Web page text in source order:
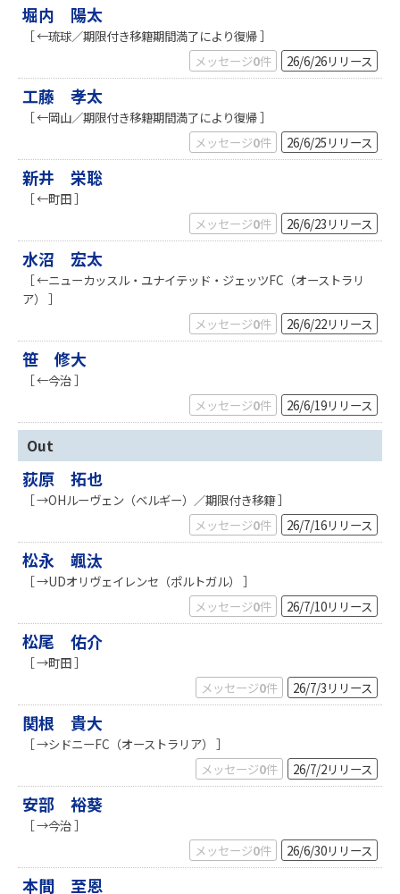
堀内 陽太
［ ←琉球／期限付き移籍期間満了により復帰 ］
メッセージ0件 26/6/26リリース
工藤 孝太
［ ←岡山／期限付き移籍期間満了により復帰 ］
メッセージ0件 26/6/25 リリース
新井 栄聡
［ ←町田 ］
メッセージ0件 26/6/23 リリース
水沼 宏太
［ ←ニューカッスル・ユナイテッド・ジェッツFC（オーストラリ
ア） ］
メッセージ0件 26/6/22リリース
笹 修大
［ ←今治 ］
メッセージ0件 26/6/19リリース
Out
荻原 拓也
［ →OHルーヴェン（ベルギー）／期限付き移籍 ］
メッセージ0件 26/7/16リリース
松永 颯汰
［ →UDオリヴェイレンセ（ポルトガル） ］
メッセージ0件 26/7/10リリース
松尾 佑介
［ →町田 ］
メッセージ0件 26/7/3 リリース
関根 貴大
［ →シドニーFC（オーストラリア） ］
メッセージ0件 26/7/2リリース
安部 裕葵
［ →今治 ］
メッセージ0件 26/6/30リリース
本間 至恩